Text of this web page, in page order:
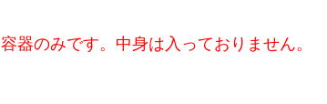
容器のみです。中身は入っておりません。